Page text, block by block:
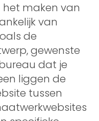
maken van
van
de
gewenste
dat je
liggen de
tussen